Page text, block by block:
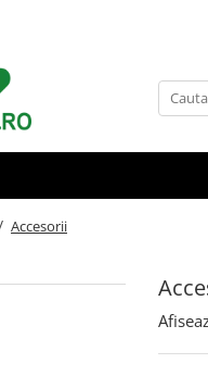
Accesorii